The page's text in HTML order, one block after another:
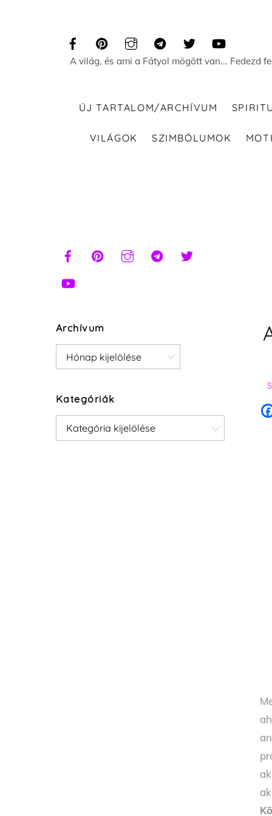
A világ, és ami a Fátyol mögött van... Fedezd
ÚJ TARTALOM/ARCHÍVUM
VILÁGOK SZIMBÓLUMOK
Archívum
Archívum
Kategóriák
Kategóriák